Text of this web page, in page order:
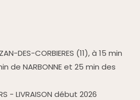
DES-CORBIERES (11), à 15 min
de NARBONNE et 25 min des
- LIVRAISON début 2026